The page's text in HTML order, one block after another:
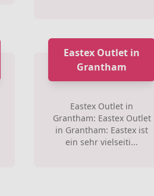
Eastex Outlet in
Grantham
Eastex Outlet in
Grantham: Eastex Outlet
in Grantham: Eastex ist
ein sehr vielseiti...